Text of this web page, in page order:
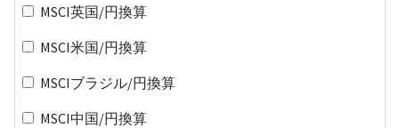
MSCI英国/円換算
MSCI米国/円換算
MSCIブラジル/円換算
MSCI中国/円換算